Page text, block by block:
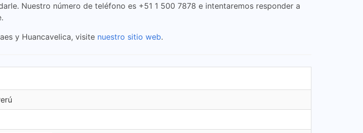
Nuestro número de teléfono es +51 1 500 7878 e intentaremos responder a
y Huancavelica, visite nuestro sitio web.